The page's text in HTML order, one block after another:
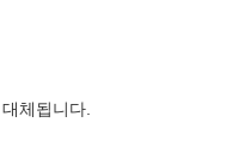
체됩니다.